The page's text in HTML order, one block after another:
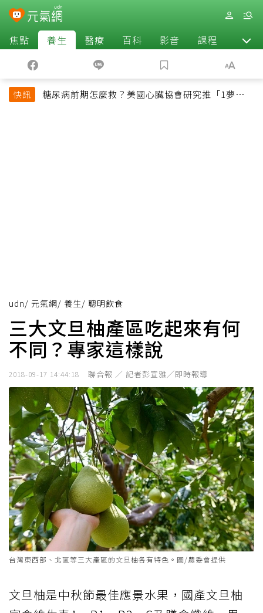
焦點 養生 醫療 百科 影音 課程 退休
快訊
糖尿病前期怎麼救？美國心臟協會研究推「1夢幻水
udn/ 元氣網/ 養生/ 聰明飲食
三大文旦柚產區吃起來有何
不同？專家這樣說
2018-09-17 14:44:18 聯合報 ／ 記者彭宣雅╱即時報導
台灣東西部、北區等三大產區的文旦柚各有特色。圖/農委會提供
文旦柚是中秋節最佳應景水果，國產文旦柚